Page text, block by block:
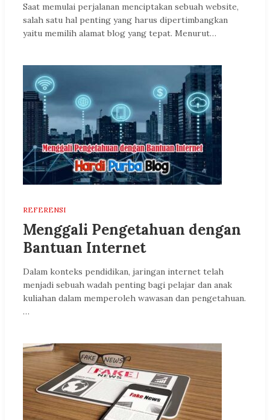
Saat memulai perjalanan menciptakan sebuah website,
salah satu hal penting yang harus dipertimbangkan
yaitu memilih alamat blog yang tepat. Menurut…
REFERENSI
Menggali Pengetahuan dengan
Bantuan Internet
Dalam konteks pendidikan, jaringan internet telah
menjadi sebuah wadah penting bagi pelajar dan anak
kuliahan dalam memperoleh wawasan dan pengetahuan.
…